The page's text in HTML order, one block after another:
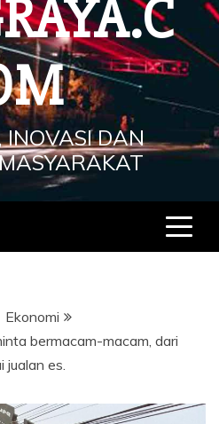
INOVASI DAN
Ekonomi
bermacam-macam, dari
jualan es.